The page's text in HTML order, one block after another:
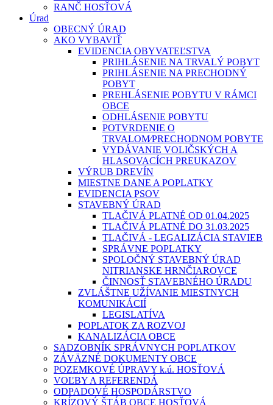
RANČ HOSŤOVÁ
Úrad
OBECNÝ ÚRAD
AKO VYBAVIŤ
EVIDENCIA OBYVATEĽSTVA
PRIHLÁSENIE NA TRVALÝ POBYT
PRIHLÁSENIE NA PRECHODNÝ
POBYT
PREHLÁSENIE POBYTU V RÁMCI
OBCE
ODHLÁSENIE POBYTU
POTVRDENIE O
TRVALOM⁄PRECHODNOM POBYTE
VYDÁVANIE VOLIČSKÝCH A
HLASOVACÍCH PREUKAZOV
VÝRUB DREVÍN
MIESTNE DANE A POPLATKY
EVIDENCIA PSOV
STAVEBNÝ ÚRAD
TLAČIVÁ PLATNÉ OD 01.04.2025
TLAČIVÁ PLATNÉ DO 31.03.2025
TLAČIVÁ - LEGALIZÁCIA STAVIEB
SPRÁVNE POPLATKY
SPOLOČNÝ STAVEBNÝ ÚRAD
NITRIANSKE HRNČIAROVCE
ČINNOSŤ STAVEBNÉHO ÚRADU
ZVLÁŠTNE UŽÍVANIE MIESTNYCH
KOMUNIKÁCIÍ
LEGISLATÍVA
POPLATOK ZA ROZVOJ
KANALIZÁCIA OBCE
SADZOBNÍK SPRÁVNYCH POPLATKOV
ZÁVÄZNÉ DOKUMENTY OBCE
POZEMKOVÉ ÚPRAVY k.ú. HOSŤOVÁ
VOĽBY A REFERENDÁ
ODPADOVÉ HOSPODÁRSTVO
KRÍZOVÝ ŠTÁB OBCE HOSŤOVÁ